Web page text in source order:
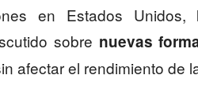
en Estados
sobre nuevas
afectar el rendimiento de